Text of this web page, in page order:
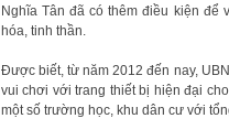
Nghĩa Tân đã có thêm điều kiện để
hóa, tinh thần.
Được biết, từ năm 2012 đến nay,
vui chơi với trang thiết bị hiện đại
một số trường học, khu dân cư với